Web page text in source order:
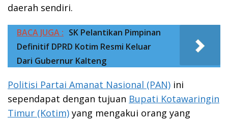
daerah sendiri.
BACA JUGA : SK Pelantikan Pimpinan
Definitif DPRD Kotim Resmi Keluar
Dari Gubernur Kalteng
Politisi Partai Amanat Nasional (PAN) ini
sependapat dengan tujuan Bupati Kotawaringin
Timur (Kotim) yang mengakui orang yang